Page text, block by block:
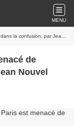
MENU
confusion, par Jean Nouvel
de
Nouvel